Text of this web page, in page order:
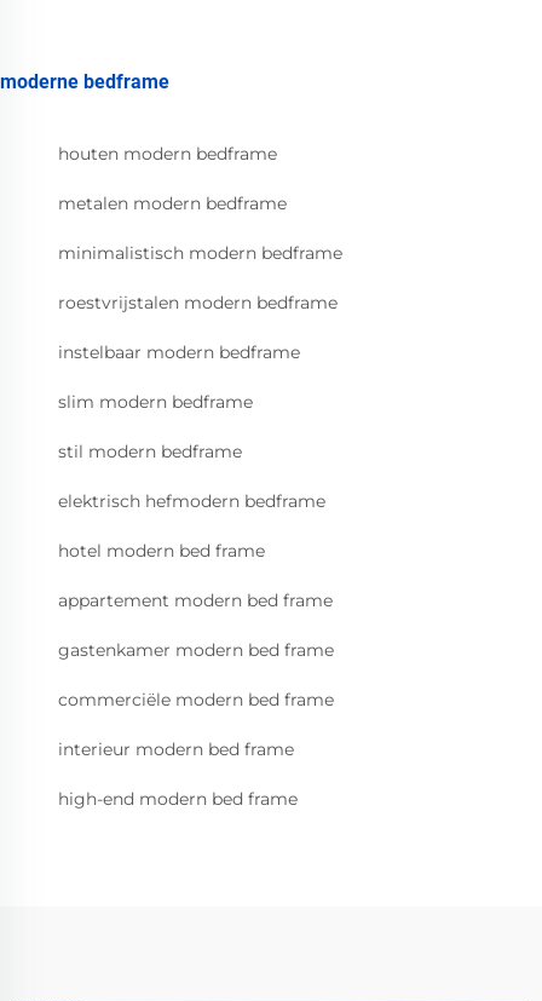
moderne bedframe
houten modern bedframe
metalen modern bedframe
minimalistisch modern bedframe
roestvrijstalen modern bedframe
instelbaar modern bedframe
slim modern bedframe
stil modern bedframe
elektrisch hefmodern bedframe
hotel modern bed frame
appartement modern bed frame
gastenkamer modern bed frame
commerciële modern bed frame
interieur modern bed frame
high-end modern bed frame